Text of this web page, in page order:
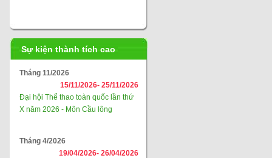
Sự kiện thành tích cao
Tháng 11/2026
15/11/2026- 25/11/2026
Đại hội Thể thao toàn quốc lần thứ
X năm 2026 - Môn Cầu lông
Tháng 4/2026
19/04/2026- 26/04/2026